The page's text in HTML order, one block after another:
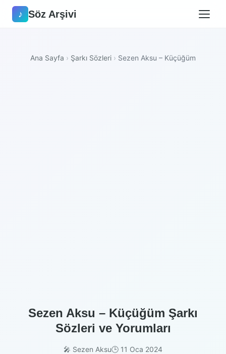
♪ Söz Arşivi
Ana Sayfa › Şarkı Sözleri › Sezen Aksu – Küçüğüm
Sezen Aksu – Küçüğüm Şarkı
Sözleri ve Yorumları
🎤 Sezen Aksu🕒 11 Oca 2024